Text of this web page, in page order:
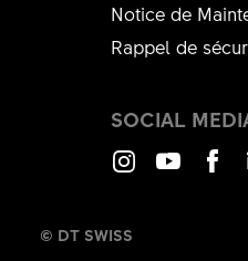
Notice de
Rappel de
SOCIAL
© DT SWISS